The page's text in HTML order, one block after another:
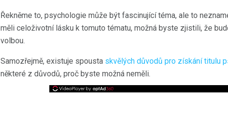
Řekněme to, psychologie může být fascinující téma, ale to
měli celoživotní lásku k tomuto tématu, možná byste zjistili, že
volbou.
Samozřejmě, existuje spousta skvělých důvodů pro získání titulu
některé z důvodů, proč byste možná neměli.